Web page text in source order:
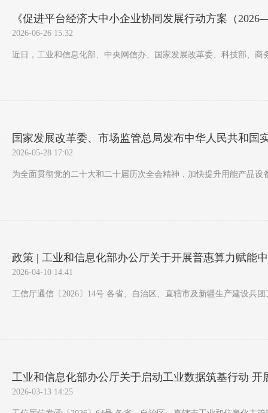
《促进平台经济大中小企业协同发展行动方案（
2026-06-26 15:32
近日，工业和信息化部、中央网信办、国家发展改革委、科技部、
国家发展改革委、市场监管总局发布中华人民共和国
2026-05-28 17:02
为全面贯彻党的二十大和二十届历次全会精神，加快提升用能产品
政策 | 工业和信息化部办公厅关于开展普惠算力赋能
2026-04-10 14:41
工信厅通信〔2026〕14号 各省、自治区、直辖市及新疆生产建设兵
工业和信息化部办公厅关于启动工业数据筑基行动
2026-03-13 14:25